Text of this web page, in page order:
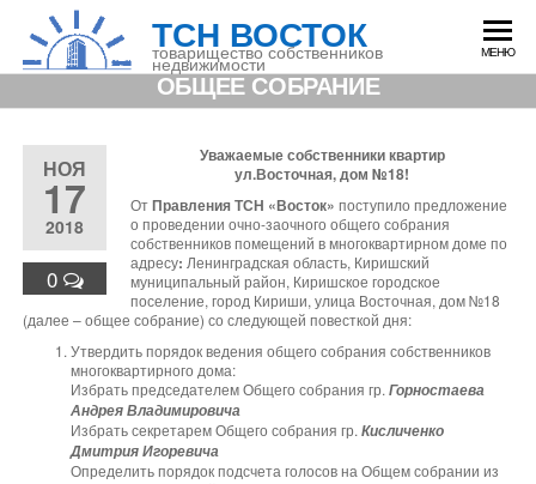
содержимому
ТСН ВОСТОК
товарищество собственников
недвижимости МЕНЮ
ОБЩЕЕ СОБРАНИЕ
НОЯ
17
2018
0
Уважаемые собственники квартир
ул.Восточная, дом №18!
ОтПравления ТСН «Восток» поступило предложение
о проведении очно-заочного общего собрания
собственников помещений в многоквартирном доме по
адресу:Ленинградская область, Киришский
муниципальный район, Киришское городское
поселение, город Кириши, улица Восточная, дом №18
(далее – общее собрание) со следующей повесткой дня:
Утвердить порядок ведения общего собрания собственников
многоквартирного дома:
Избрать председателем Общего собрания гр.Горностаева
Андрея Владимировича
Избрать секретарем Общего собрания гр.Кисличенко
Дмитрия Игоревича
Определить порядок подсчета голосов на Общем собрании из